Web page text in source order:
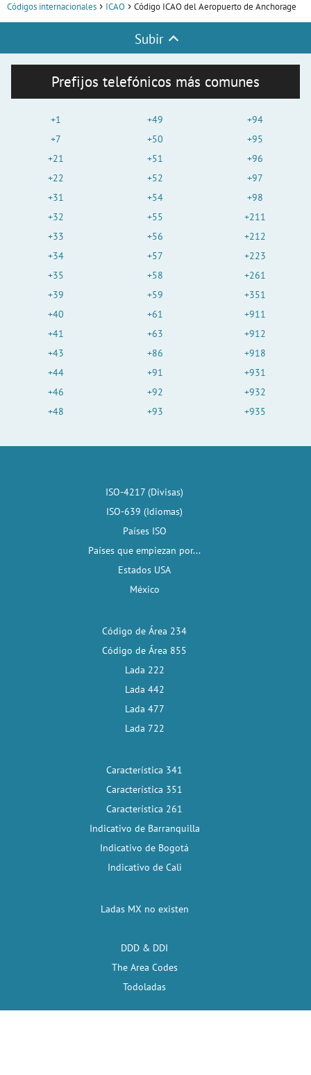
Códigos internacionales ICAO Código ICAO del Aeropuerto de Anchorage
Subir
Prefijos telefónicos más comunes
+1
+7
+21
+22
+31
+32
+33
+34
+35
+39
+40
+41
+43
+44
+46
+48
+49
+50
+51
+52
+54
+55
+56
+57
+58
+59
+61
+63
+86
+91
+92
+93
+94
+95
+96
+97
+98
+211
+212
+223
+261
+351
+911
+912
+918
+931
+932
+935
ISO-4217 (Divisas)
ISO-639 (Idiomas)
Países ISO
Países que empiezan por...
Estados USA
México
Código de Área 234
Código de Área 855
Lada 222
Lada 442
Lada 477
Lada 722
Característica 341
Característica 351
Característica 261
Indicativo de Barranquilla
Indicativo de Bogotá
Indicativo de Cali
Ladas MX no existen
DDD & DDI
The Area Codes
Todoladas